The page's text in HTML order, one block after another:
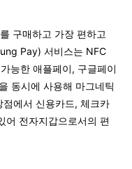
를 구매하고 가장 편하고
Pay) 서비스는 NFC
능한 애플페이, 구글페이
동시에 사용해 마그네틱
에서 신용카드, 체크카
어 전자지갑으로서의 편